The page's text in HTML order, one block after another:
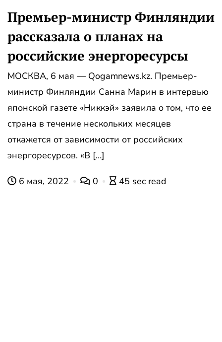
Премьер-министр Финляндии
рассказала о планах на
российские энергоресурсы
МОСКВА, 6 мая — Qogamnews.kz. Премьер-
министр Финляндии Санна Марин в интервью
японской газете «Никкэй» заявила о том, что ее
страна в течение нескольких месяцев
откажется от зависимости от российских
энергоресурсов. «В […]
6 мая, 2022 0 45 sec read